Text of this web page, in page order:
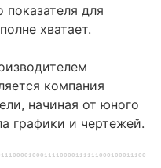
показателя для
хватает.
компания
начиная от юного
графики и чертежей.